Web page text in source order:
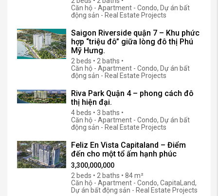
Căn hộ - Apartment - Condo, Dự án bất
động sản - Real Estate Projects
Saigon Riverside quận 7 – Khu phức
hợp “triệu đô” giữa lòng đô thị Phú
Mỹ Hưng.
2 beds • 2 baths •
Căn hộ - Apartment - Condo, Dự án bất
động sản - Real Estate Projects
Riva Park Quận 4 – phong cách đô
thị hiện đại.
4 beds • 3 baths •
Căn hộ - Apartment - Condo, Dự án bất
động sản - Real Estate Projects
Feliz En Vista Capitaland – Điểm
đến cho một tổ ấm hạnh phúc
3,300,000,000
2 beds • 2 baths • 84 m²
Căn hộ - Apartment - Condo, CapitaLand,
Dự án bất động sản - Real Estate Projects